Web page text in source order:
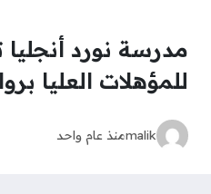
مدرسة نورد
للمؤهلات العليا
malikمنذ عام واحد